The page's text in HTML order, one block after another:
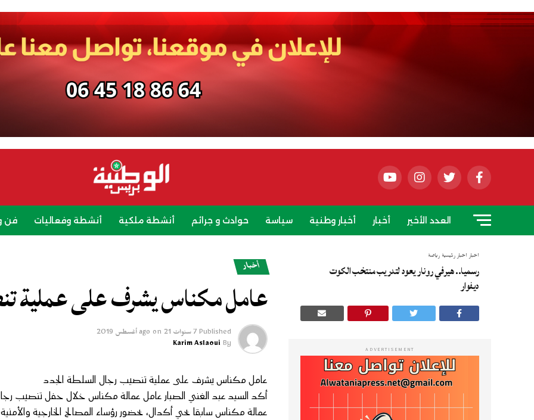
العدد الأخير أخبار أخبار وطنية سياسة حوادث و جرائم أنشطة ملكية أنشطة وفعاليات فن
أخبار أخبار رئيسية رياضة
رسميا.. هيرفي رونار يعود لتدريب منتخب الكوت
ديفوار
ADVERTISEMENT
أخبار
عامل مكناس يشرف على عملية
Published 7 سنوات ago on 21 أغسطس 2019
By
Karim Aslaoui
عامل مكناس يشرف على عملية تنصيب رجال السلطة الجدد
أكد السيد عبد الغني الصبار عامل عمالة مكناس خلال حفل تنصيب
عمالة مكناس سابقا بحي أكدال، بحضور رؤساء المصالح الخارجية والأمنية